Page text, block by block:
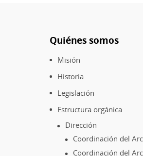
archivos
la
represión
la
resistencia
Quiénes somos
Misión
Historia
Legislación
Estructura orgánica
Dirección
Coordinación del
Coordinación del